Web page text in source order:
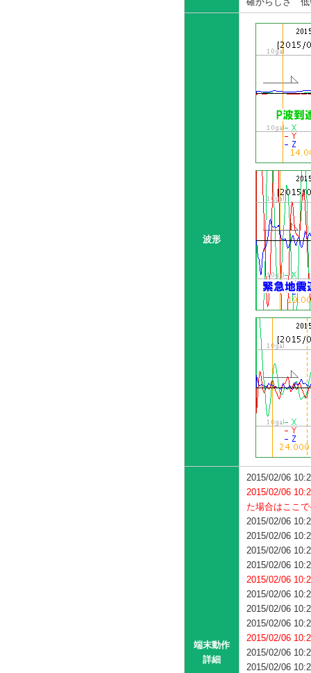
波形
端末動作
詳細
2015/02/06
2015/02/06
た場合はここ
2015/02/06
2015/02/06
2015/02/06
2015/02/06
2015/02/06
2015/02/06
2015/02/06
2015/02/06
2015/02/06
2015/02/06
2015/02/06